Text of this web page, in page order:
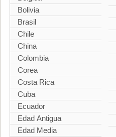
Bolivia
Brasil
Chile
China
Colombia
Corea
Costa Rica
Cuba
Ecuador
Edad Antigua
Edad Media